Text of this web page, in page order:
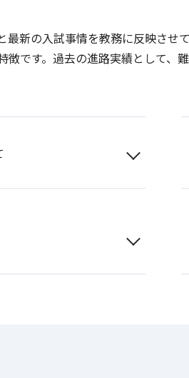
新の入試事情を教務に反映させ
です。過去の進路実績として、